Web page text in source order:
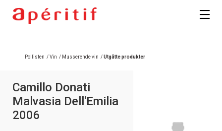
Pollisten /Vin / Musserende vin /Utgåtte produkter
Camillo Donati
Malvasia Dell'Emilia
2006